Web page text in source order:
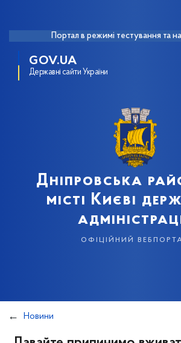
Портал в режимі тестування та
GOV.UA
Державні сайти України
Дніпровська
місті Києві
офіційний
Новини